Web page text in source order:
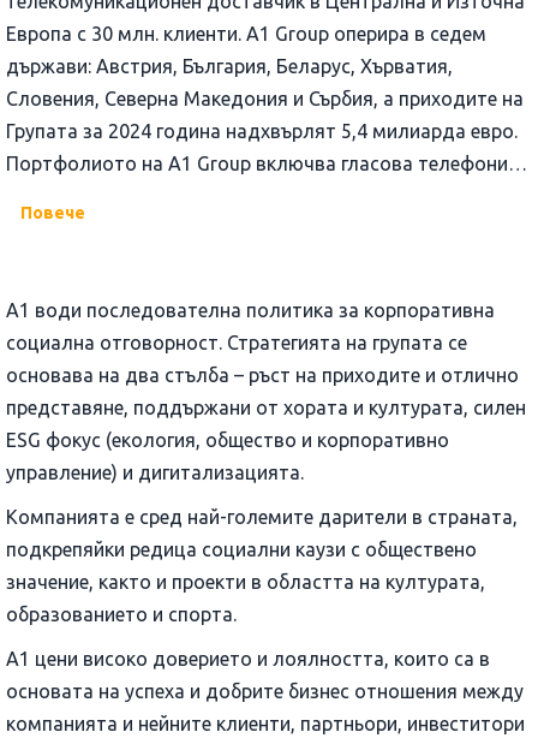
Европа с 30 млн. клиенти. A1 Group оперира в седем
държави: Австрия, България, Беларус, Хърватия,
Словения, Северна Македония и Сърбия, а приходите на
Групата за 2024 година надхвърлят 5,4 милиарда евро.
Портфолиото на A1 Group включва гласова телефония,
лицето на
América Móvil
– най-големият доставчик на
безжични услуги в света.
Повече
A1 води последователна политика за корпоративна
социална отговорност. Стратегията на групата се
основава на два стълба – ръст на приходите и отлично
представяне, поддържани от хората и културата, силен
ESG фокус (екология, общество и корпоративно
управление) и дигитализацията.
Компанията е сред най-големите дарители в страната,
подкрепяйки редица социални каузи с обществено
значение, както и проекти в областта на културата,
образованието и спорта.
A1 цени високо доверието и лоялността, които са в
основата на успеха и добрите бизнес отношения между
компанията и нейните клиенти, партньори, инвеститори